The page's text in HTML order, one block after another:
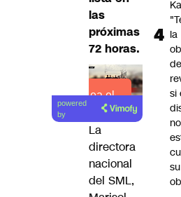
las
próximas
72 horas.
Lea el
artículo
powered
by
La
directora
nacional
del SML,
la
de
si
su